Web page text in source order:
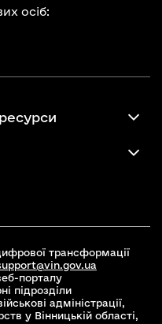
осіб:
трансформації
порталу
підрозділи
адміністрації,
у Вінницькій області,